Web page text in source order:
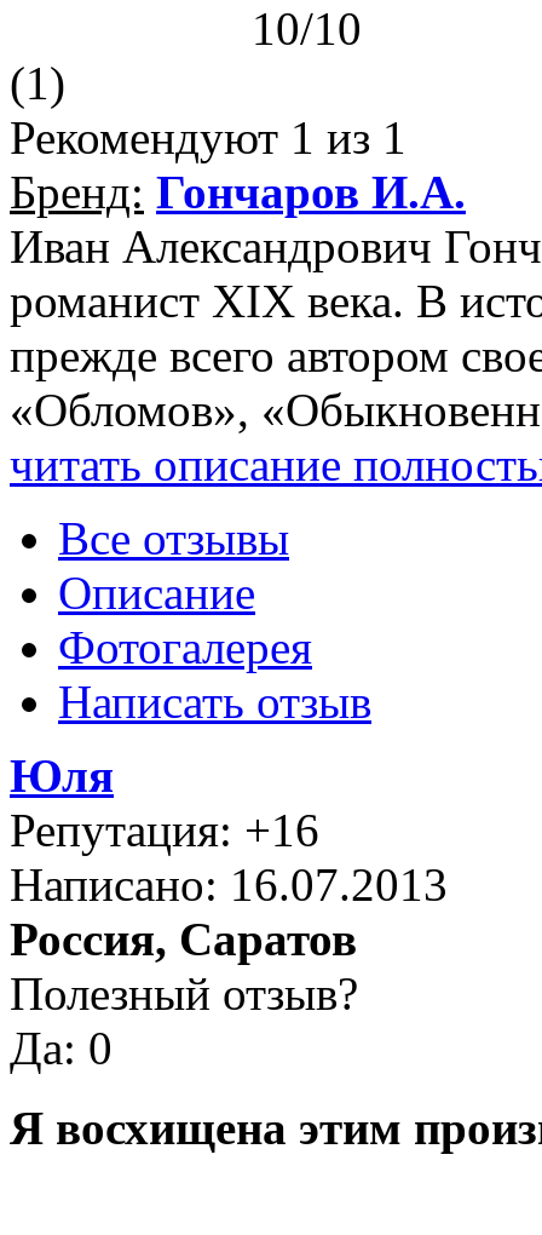
10/10
(1)
Рекомендуют 1 из 1
Бренд: Гончаров И.А.
Иван Александрович
романист XIX века. В
прежде всего автором
«Обломов»,
читать описание
Все отзывы
Описание
Фотогалерея
Написать отзыв
Юля
Репутация: +16
Написано: 16.07.2013
Россия, Саратов
Полезный отзыв?
Да: 0
Я восхищена этим